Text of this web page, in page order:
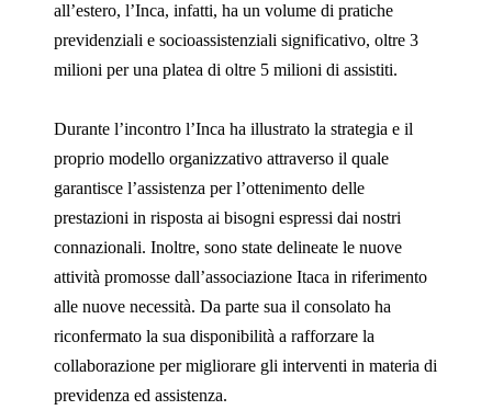
all’estero, l’Inca, infatti, ha un volume di pratiche
previdenziali e socioassistenziali significativo, oltre 3
milioni per una platea di oltre 5 milioni di assistiti.
Durante l’incontro l’Inca ha illustrato la strategia e il
proprio modello organizzativo attraverso il quale
garantisce l’assistenza per l’ottenimento delle
prestazioni in risposta ai bisogni espressi dai nostri
connazionali. Inoltre, sono state delineate le nuove
attività promosse dall’associazione Itaca in riferimento
alle nuove necessità. Da parte sua il consolato ha
riconfermato la sua disponibilità a rafforzare la
collaborazione per migliorare gli interventi in materia di
previdenza ed assistenza.